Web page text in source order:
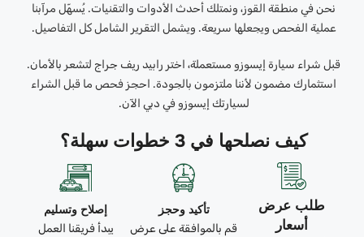
نحن في منطقة القوز، ونمتلك أحدث الأدوات والتقنيات. يُسهّل مرآبنا
عملية الفحص ويجعلها سريعة. ويشمل التقرير الشامل كل التفاصيل.
قبل شراء سيارة إيسوزو مستعملة، اختر رابيد ريف جراج لتشعر بالأمان.
استثمارك مضمون لأننا ملتزمون بالجودة. احجز فحص ما قبل الشراء
لسيارتك إيسوزو في دبي الآن.
كيف نصلحها في 3 خطوات سهلة؟
طلب عرض
أسعار
تأكيد وحجز
قم بالموافقة على عرض
إصلاح وتسليم
يبدأ فريقنا العمل